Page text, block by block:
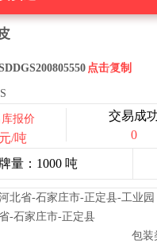
点击复制
库报价
/吨
交易成
0
量：1000 吨
北省-石家庄市-正定县-工业园
-石家庄市-正定县
包装